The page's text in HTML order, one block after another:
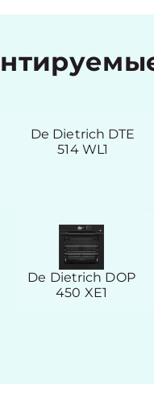
De Dietrich DTE
514 WL1
De Dietrich DOP
450 XE1